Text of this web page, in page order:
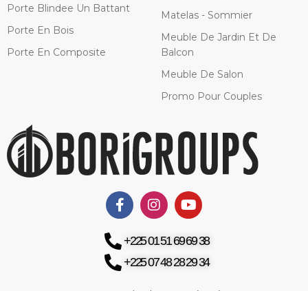
Porte Blindee Un Battant
Porte En Bois
Porte En Composite
Matelas - Sommier
Meuble De Jardin Et De
Balcon
Meuble De Salon
Promo Pour Couples
+225 01 51 69 69 38
+225 07 48 28 29 34